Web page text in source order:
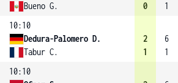
Bueno G.
0
1
10:10
Dedura-Palomero D.
Tabur C.
2
1
6
1
10:10